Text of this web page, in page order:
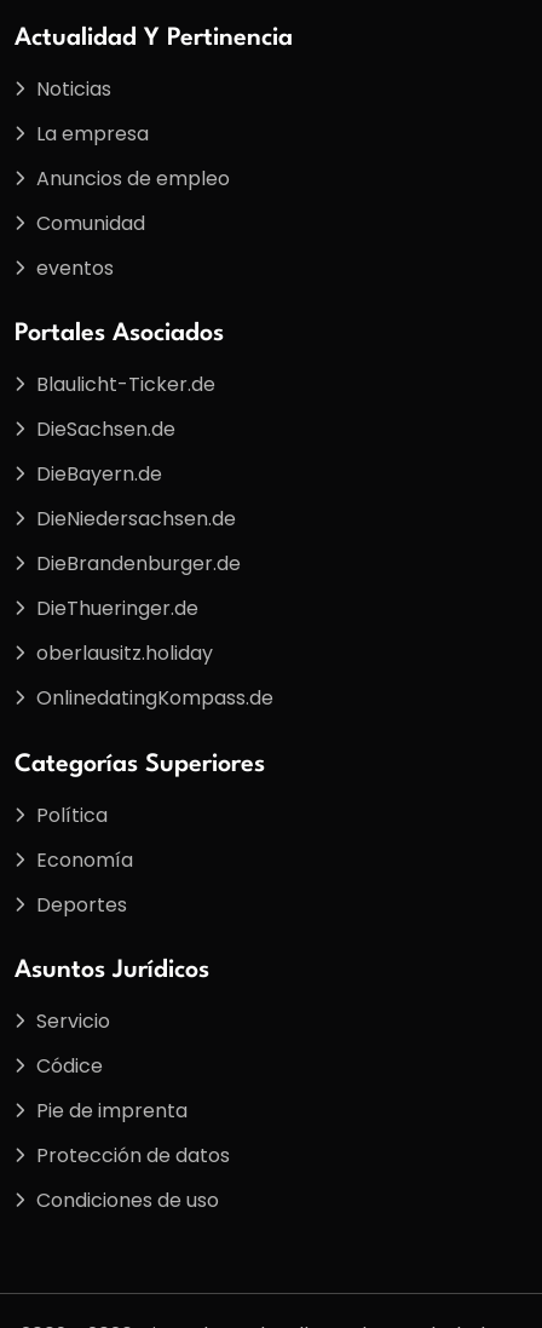
Actualidad Y Pertinencia
Noticias
La empresa
Anuncios de empleo
Comunidad
eventos
Portales Asociados
Blaulicht-Ticker.de
DieSachsen.de
DieBayern.de
DieNiedersachsen.de
DieBrandenburger.de
DieThueringer.de
oberlausitz.holiday
OnlinedatingKompass.de
Categorías Superiores
Política
Economía
Deportes
Asuntos Jurídicos
Servicio
Códice
Pie de imprenta
Protección de datos
Condiciones de uso